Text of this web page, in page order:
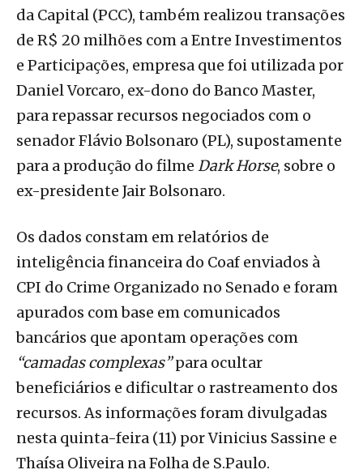
da Capital (PCC), também realizou transações
de R$ 20 milhões com a Entre Investimentos
e Participações, empresa que foi utilizada por
Daniel Vorcaro, ex-dono do Banco Master,
para repassar recursos negociados com o
senador Flávio Bolsonaro (PL), supostamente
para a produção do filme Dark Horse, sobre o
ex-presidente Jair Bolsonaro.
Os dados constam em relatórios de
inteligência financeira do Coaf enviados à
CPI do Crime Organizado no Senado e foram
apurados com base em comunicados
bancários que apontam operações com
“camadas complexas”para ocultar
beneficiários e dificultar o rastreamento dos
recursos. As informações foram divulgadas
nesta quinta-feira (11) por Vinicius Sassine e
Thaísa Oliveira na Folha de S.Paulo.